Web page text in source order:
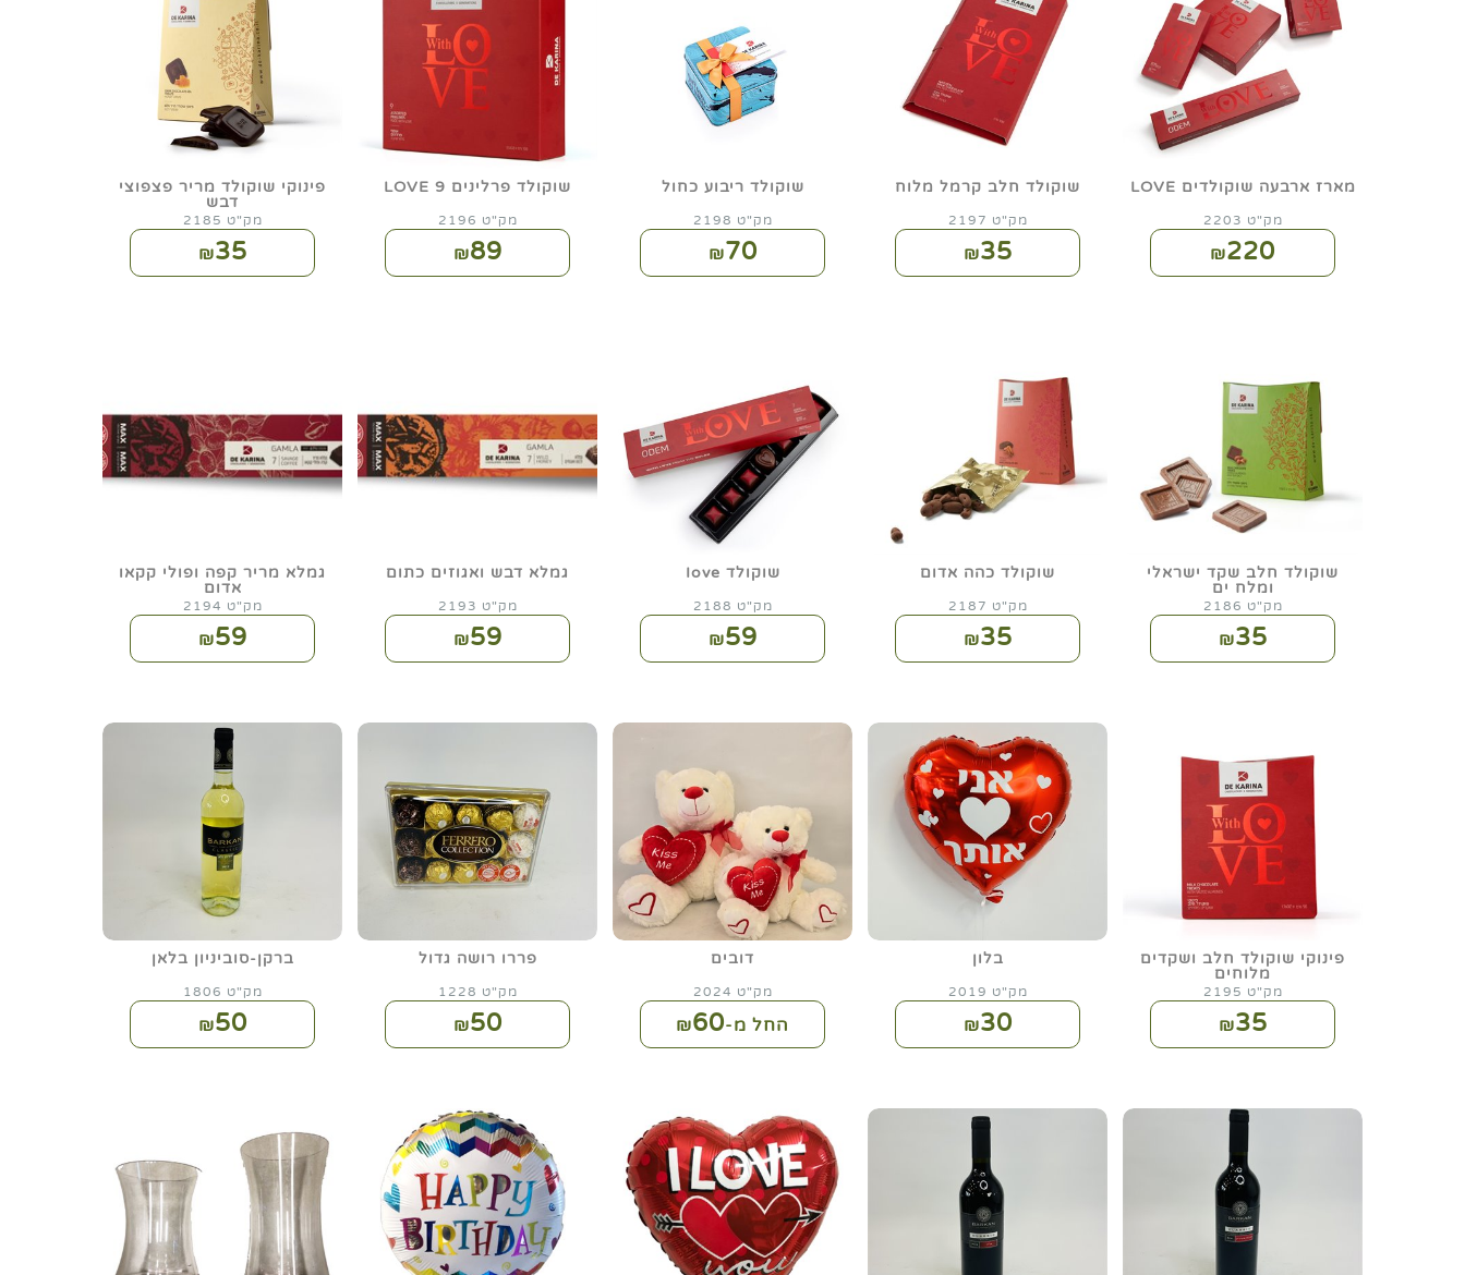
מארז ארבעה שוקולדים LOVE
מק"ט 2203
₪220
שוקולד חלב קרמל מלוח
מק"ט 2197
₪35
שוקולד ריבוע כחול
מק"ט 2198
₪70
שוקולד פרלינים 9 LOVE
מק"ט 2196
₪89
פינוקי שוקולד מריר פצפוצי
דבש
מק"ט 2185
₪35
שוקולד חלב שקד ישראלי
ומלח ים
מק"ט 2186
₪35
שוקולד כהה אדום
מק"ט 2187
₪35
שוקולד Iove
מק"ט 2188
₪59
גמלא דבש ואגוזים כתום
מק"ט 2193
₪59
גמלא מריר קפה ופולי קקאו
אדום
מק"ט 2194
₪59
פינוקי שוקולד חלב ושקדים
מלוחים
מק"ט 2195
₪35
בלון
מק"ט 2019
₪30
דובים
מק"ט 2024
החל מ-₪60
פררו רושה גדול
מק"ט 1228
₪50
ברקן-סוביניון בלאן
מק"ט 1806
₪50